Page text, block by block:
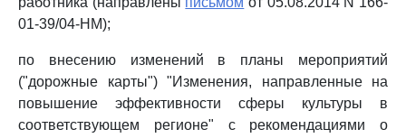
01-39/04-НМ);
по внесению изменений в планы мероприятий
("дорожные карты") "Изменения, направленные на
повышение эффективности сферы культуры в
соответствующем регионе" с рекомендациями о